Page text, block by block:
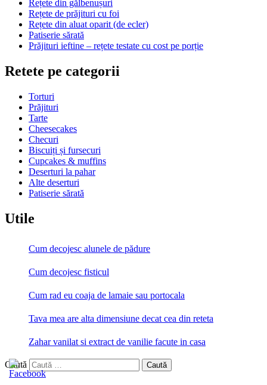
Rețete din gălbenușuri
Rețete de prăjituri cu foi
Rețete din aluat oparit (de ecler)
Patiserie sărată
Prăjituri ieftine – rețete testate cu cost pe porție
Retete pe categorii
Torturi
Prăjituri
Tarte
Cheesecakes
Checuri
Biscuiți și fursecuri
Cupcakes & muffins
Deserturi la pahar
Alte deserturi
Patiserie sărată
Utile
Cum decojesc alunele de pădure
Cum decojesc fisticul
Cum rad eu coaja de lamaie sau portocala
Tava mea are alta dimensiune decat cea din reteta
Zahar vanilat si extract de vanilie facute in casa
Caută